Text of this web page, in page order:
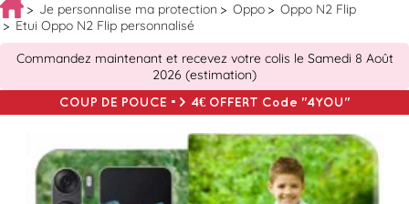
Je personnalise ma protection Oppo
Oppo N2 Flip
Etui Oppo N2 Flip personnalisé
Commandez maintenant et recevez votre colis le Samedi 8 Août
2026 (estimation)
COUP DE POUCE => 4€ OFFERT Code "4YOU"